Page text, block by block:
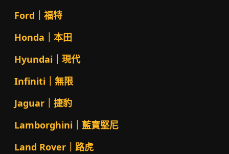
Ford｜福特
Honda｜本田
Hyundai｜現代
Infiniti｜無限
Jaguar｜捷豹
Lamborghini｜藍寶堅尼
Land Rover｜路虎